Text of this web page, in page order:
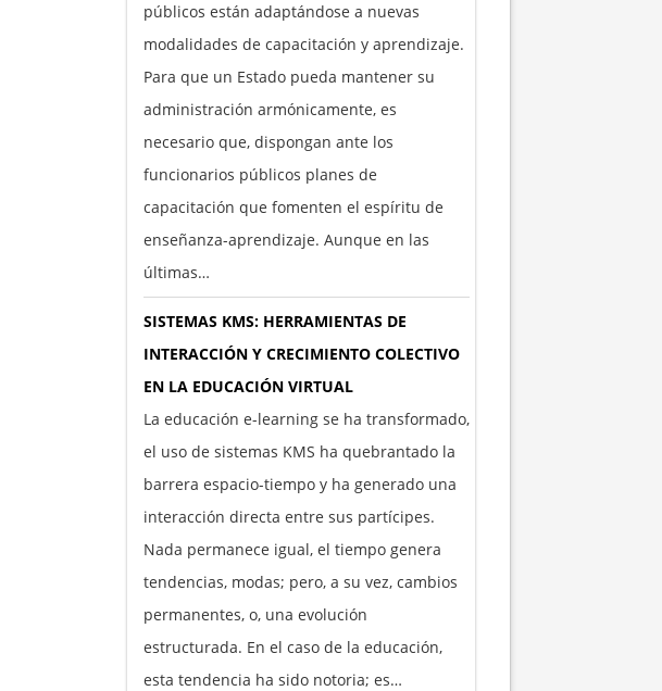
públicos están adaptándose a nuevas
modalidades de capacitación y aprendizaje.
Para que un Estado pueda mantener su
administración armónicamente, es
necesario que, dispongan ante los
funcionarios públicos planes de
capacitación que fomenten el espíritu de
enseñanza-aprendizaje. Aunque en las
últimas…
SISTEMAS KMS: HERRAMIENTAS DE
INTERACCIÓN Y CRECIMIENTO COLECTIVO
EN LA EDUCACIÓN VIRTUAL
La educación e-learning se ha transformado,
el uso de sistemas KMS ha quebrantado la
barrera espacio-tiempo y ha generado una
interacción directa entre sus partícipes.
Nada permanece igual, el tiempo genera
tendencias, modas; pero, a su vez, cambios
permanentes, o, una evolución
estructurada. En el caso de la educación,
esta tendencia ha sido notoria; es…